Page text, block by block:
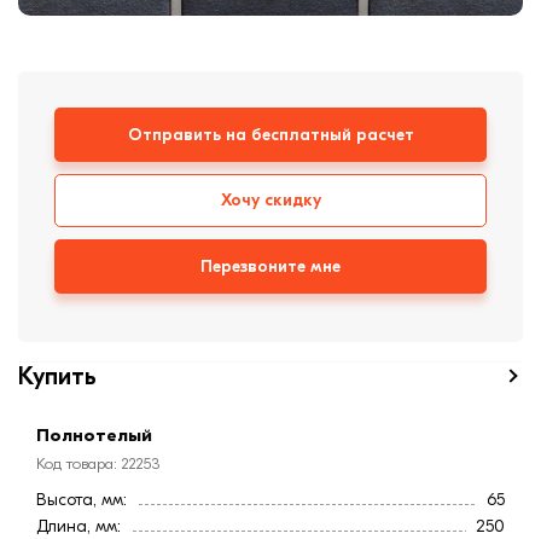
Ступени, крыльцо
Строительные
Отправить на бесплатный расчет
Хочу скидку
Перезвоните мне
Купить
Полнотелый
Код товара: 22253
Высота, мм:
65
Длина, мм:
250